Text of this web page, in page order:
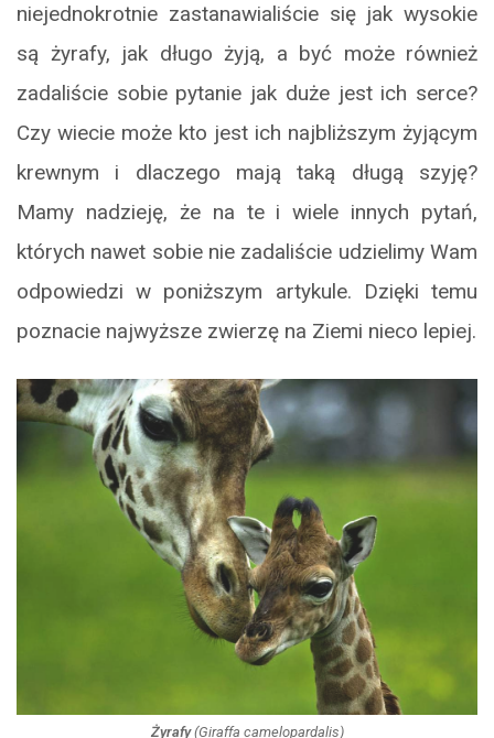
niejednokrotnie zastanawialiście się jak wysokie
są żyrafy, jak długo żyją, a być może również
zadaliście sobie pytanie jak duże jest ich serce?
Czy wiecie może kto jest ich najbliższym żyjącym
krewnym i dlaczego mają taką długą szyję?
Mamy nadzieję, że na te i wiele innych pytań,
których nawet sobie nie zadaliście udzielimy Wam
odpowiedzi w poniższym artykule. Dzięki temu
poznacie najwyższe zwierzę na Ziemi nieco lepiej.
Żyrafy(Giraffa camelopardalis)